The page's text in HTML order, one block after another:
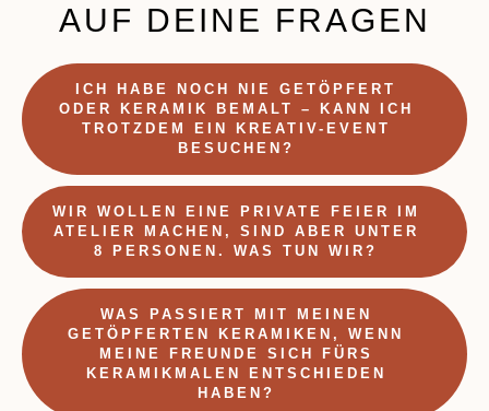
AUF DEINE FRAGEN
ICH HABE NOCH NIE GETÖPFERT
ODER KERAMIK BEMALT – KANN ICH
TROTZDEM EIN KREATIV-EVENT
BESUCHEN?
WIR WOLLEN EINE PRIVATE FEIER IM
ATELIER MACHEN, SIND ABER UNTER
8 PERSONEN. WAS TUN WIR?
WAS PASSIERT MIT MEINEN
GETÖPFERTEN KERAMIKEN, WENN
MEINE FREUNDE SICH FÜRS
KERAMIKMALEN ENTSCHIEDEN
HABEN?